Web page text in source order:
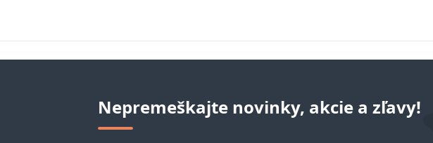
Nepremeškajte novinky, akcie a zľavy!